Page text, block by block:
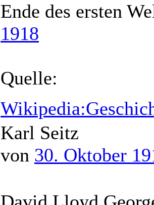
Ende des ersten
1918
Quelle:
Karl Seitz
von 30. Oktober